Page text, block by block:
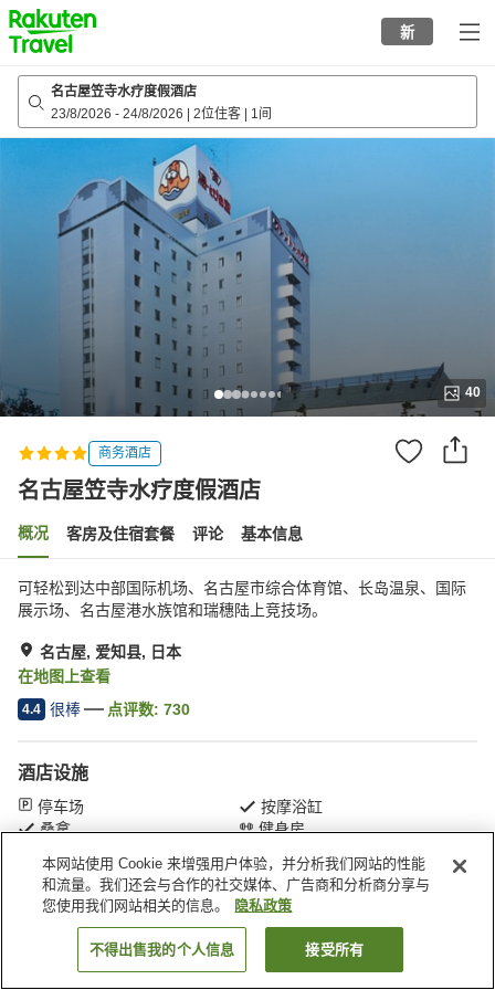
to
top
page
新
名古屋笠寺水疗度假酒店
23/8/2026 - 24/8/2026 2位住客 1间
40
商务酒店
名古屋笠寺水疗度假酒店
概况 客房及住宿套餐 评论 基本信息
可轻松到达中部国际机场、名古屋市综合体育馆、长岛温泉、国际
展示场、名古屋港水族馆和瑞穗陆上竞技场。
名古屋, 爱知县, 日本
在地图上查看
4.4 很棒 点评数: 730
酒店设施
停车场
按摩浴缸
桑拿
健身房
首页 日本 爱知县 名古屋 名古屋笠寺水疗度假酒店
搜索客房
本网站使用 Cookie 来增强用户体验，并分析我们网站的性能
和流量。我们还会与合作的社交媒体、广告商和分析商分享与
您使用我们网站相关的信息。
隐私政策
不得出售我的个人信息 接受所有